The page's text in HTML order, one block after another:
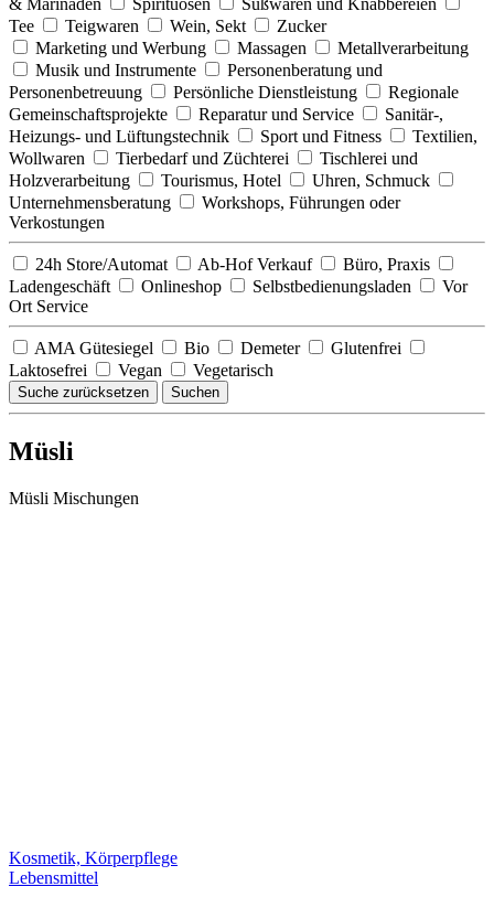
Tee
Teigwaren Wein, Sekt
Zucker
Marketing und Werbung
Massagen
Metallverarbeitung
Musik und Instrumente
Personenberatung und
Personenbetreuung
Persönliche Dienstleistung
Regionale
Gemeinschaftsprojekte
Reparatur und Service
Sanitär-,
Heizungs- und Lüftungstechnik
Sport und Fitness
Textilien,
Wollwaren
Tierbedarf und Züchterei
Tischlerei und
Holzverarbeitung
Tourismus, Hotel
Uhren, Schmuck
Unternehmensberatung
Workshops, Führungen oder
Verkostungen
24h Store/Automat Ab-Hof Verkauf
Büro, Praxis
Ladengeschäft
Onlineshop Selbstbedienungsladen
Vor
Ort Service
AMA Gütesiegel Bio Demeter
Glutenfrei
Laktosefrei
Vegan Vegetarisch
Suche zurücksetzen Suchen
Müsli
Müsli Mischungen
Kosmetik, Körperpflege
Lebensmittel